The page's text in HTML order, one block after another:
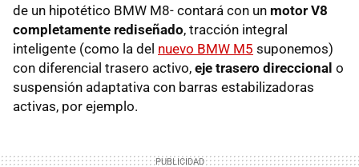
de un hipotético BMW M8- contará con un motor V8
completamente rediseñado, tracción integral
inteligente (como la del nuevo BMW M5 suponemos)
con diferencial trasero activo, eje trasero direccional o
suspensión adaptativa con barras estabilizadoras
activas, por ejemplo.